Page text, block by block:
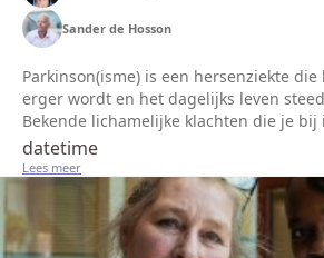
Sander de Hosson
Parkinson(isme) is een hersenziekte die
erger wordt en het dagelijks leven
Bekende lichamelijke klachten die je
trillen, stijfheid, traagheid en
klachten...
datetime
Lees meer